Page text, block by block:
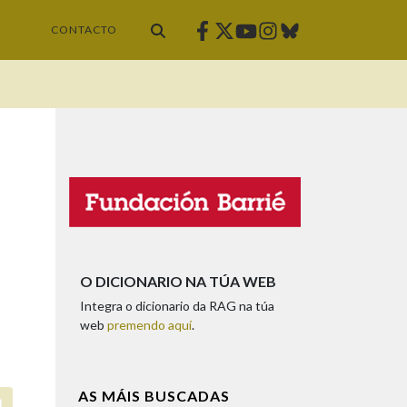
CONTACTO Facebook
Twitter
Youtube
Instagram
Bluesky
O DICIONARIO NA TÚA WEB
Integra o dicionario da RAG na túa
web premendo aquí.
AS MÁIS BUSCADAS